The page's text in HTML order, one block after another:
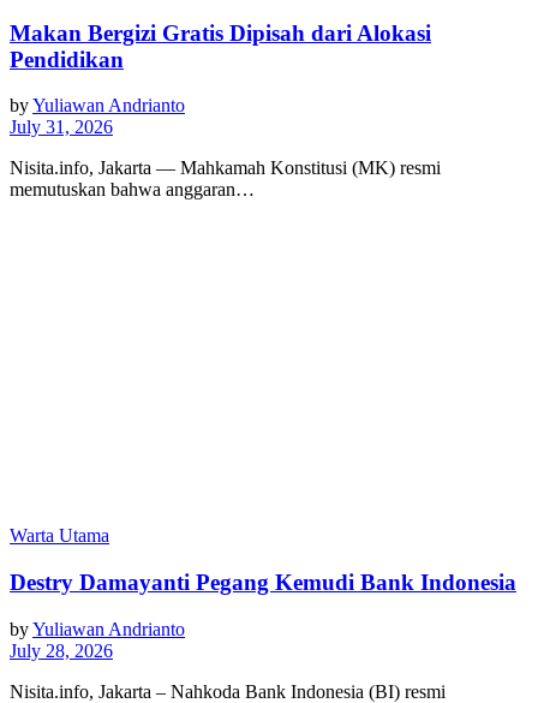
Makan Bergizi Gratis Dipisah dari Alokasi
Pendidikan
byYuliawan Andrianto
July 31, 2026
Nisita.info, Jakarta — Mahkamah Konstitusi (MK) resmi
memutuskan bahwa anggaran…
Warta Utama
Destry Damayanti Pegang Kemudi Bank Indonesia
byYuliawan Andrianto
July 28, 2026
Nisita.info, Jakarta – Nahkoda Bank Indonesia (BI) resmi